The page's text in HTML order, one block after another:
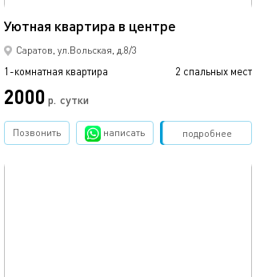
Уютная квартира в центре
Саратов, ул.Вольская, д.8/3
1-комнатная квартира 2 спальных мест
2000 р. сутки
подробнее
Позвонить написать Забронировать